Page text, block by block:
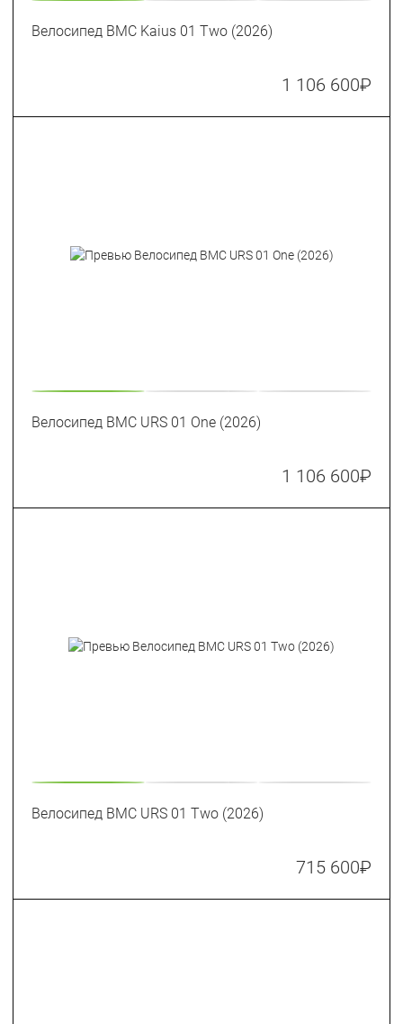
Велосипед BMC Kaius 01 Two (2026)
1 106 600₽
Велосипед BMC URS 01 One (2026)
1 106 600₽
Велосипед BMC URS 01 Two (2026)
715 600₽